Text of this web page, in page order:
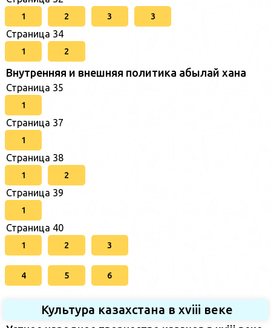
1 2 3 3
Страница 34
1 2
Внутренняя и внешняя политика абылай хана
Страница 35
1
Страница 37
1
Страница 38
1 2
Страница 39
1
Страница 40
1 2 3
4 5 6
Культура казахстана в xviii веке